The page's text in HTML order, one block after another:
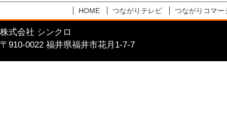
HOME つながりテレビ つながりコマー
株式会社 シンクロ
〒910-0022 福井県福井市花月1-7-7